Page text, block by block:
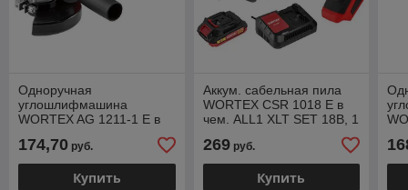
Одноручная
углошлифмашина
WORTEX AG 1211-1 E в
11000 об/мин (рег. об.,
пылезащита
174,70 руб.
Купить
Аккум. сабельная пила
WORTEX CSR 1018 E в
чем. ALL1 XLT SET 18В, 1
(18 В, С АКБ (2.0
269руб.
Купить